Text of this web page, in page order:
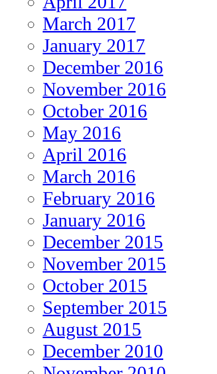
March 2017
January 2017
December 2016
November 2016
October 2016
May 2016
April 2016
March 2016
February 2016
January 2016
December 2015
November 2015
October 2015
September 2015
August 2015
December 2010